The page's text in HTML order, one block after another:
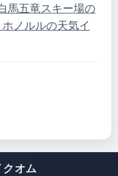
馬五竜スキー場の
ホノルルの天気イ
クオム